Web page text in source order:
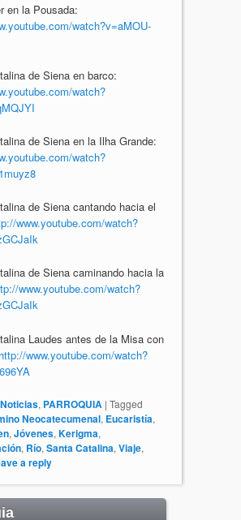
en la Pousada:
watch?v=aMOU-
de Siena en barco:
watch?
de Siena en la Ilha Grande:
watch?
de Siena cantando hacia el
www.youtube.com/watch?
de Siena caminando hacia la
www.youtube.com/watch?
Laudes antes de la Misa con
http://www.youtube.com/watch?
Noticias, PARROQUIA | Tagged
Neocatecumenal, Eucaristía,
, Jóvenes, Kerigma,
, Río, Santa Catalina, Viaje,
a reply